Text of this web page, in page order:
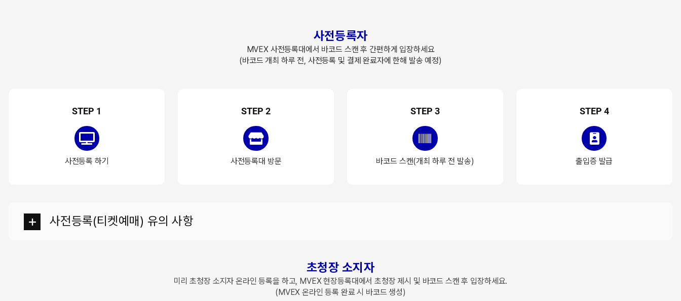
사전등록자
MVEX 사전등록대에서 바코드 스캔 후 간편하게 입장하세요
(바코드 개최 하루 전, 사전등록 및 결제 완료자에 한해 발송 예정)
STEP 1
사전등록 하기
STEP 2
사전등록대 방문
STEP 3
바코드 스캔(개최 하루 전 발송)
STEP 4
출입증 발급
사전등록(티켓예매) 유의 사항
초청장 소지자
미리 초청장 소지자 온라인 등록을 하고, MVEX 현장등록대에서 초청장 제시 및 바코드 스캔 후 입장하세요.
(MVEX 온라인 등록 완료 시 바코드 생성)